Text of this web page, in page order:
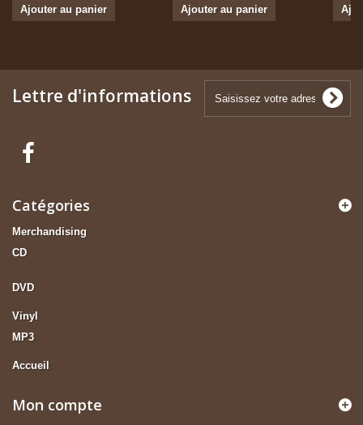
Ajouter au panier Ajouter au panier
Lettre d'informations
Catégories
Merchandising
CD
DVD
Vinyl
MP3
Accueil
Mon compte